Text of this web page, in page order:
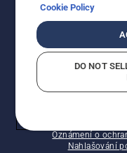
Oznámení o
Nahlašování
Cookie Policy
DO NOT